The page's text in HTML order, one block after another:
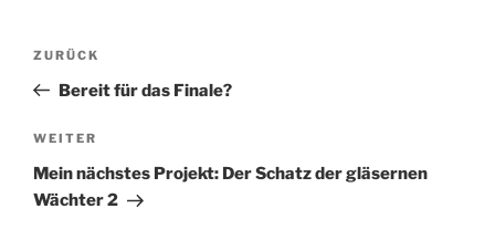
Beitragsnavigation
Vorheriger
Beitrag
ZURÜCK
Bereit für das Finale?
Nächster
Beitrag
WEITER
Mein nächstes Projekt: Der Schatz der gläsernen
Wächter 2